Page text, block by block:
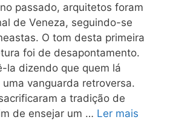
passado, arquitetos foram
de Veneza, seguindo-se
O tom desta primeira
foi de desapontamento.
la dizendo que quem lá
vanguarda retroversa.
a tradição de
de ensejar um … Ler mais